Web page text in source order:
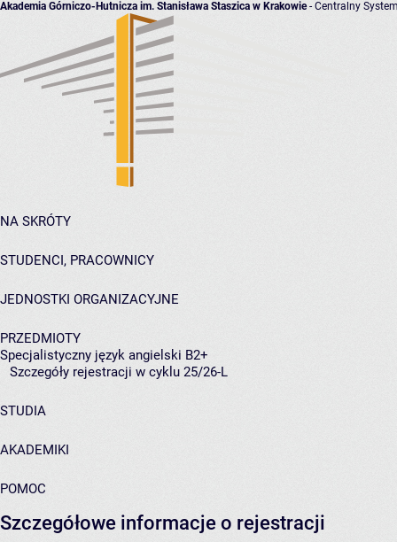
Akademia Górniczo-Hutnicza im. Stanisława Staszica w Krakowie- Centralny
NA SKRÓTY
STUDENCI, PRACOWNICY
JEDNOSTKI ORGANIZACYJNE
PRZEDMIOTY
Specjalistyczny język angielski B2+
Szczegóły rejestracji w cyklu 25/26-L
STUDIA
AKADEMIKI
POMOC
Szczegółowe informacje o rejestracji